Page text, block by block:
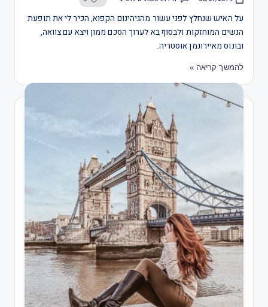
על האיש שנחלץ לפני עשור מהגיהינום הקפוא, הכיר לי את תופעת
הנשים המוחזקות ולבסוף בא לערוך הסכם ממון ויצא עם צוואה,
ובונוס מאיירונמן אוסטריה.
להמשך קריאה »